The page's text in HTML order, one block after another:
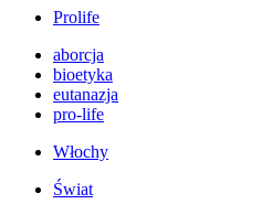
Prolife
aborcja
bioetyka
eutanazja
pro-life
Włochy
Świat